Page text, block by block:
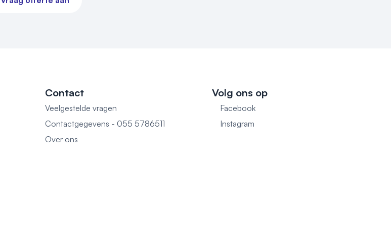
Contact
Veelgestelde vragen
Contactgegevens - 055 5786511
Over ons
Volg ons op
Facebook
Instagram